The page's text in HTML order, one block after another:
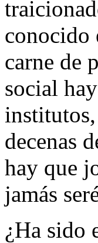
conocido
carne de
social
decenas
hay que
jamás
¿Ha sido